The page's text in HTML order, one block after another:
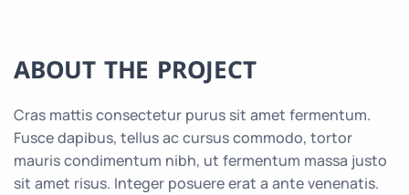
ABOUT THE PROJECT
Cras mattis consectetur purus sit amet fermentum.
Fusce dapibus, tellus ac cursus commodo, tortor
mauris condimentum nibh, ut fermentum massa justo
sit amet risus. Integer posuere erat a ante venenatis.